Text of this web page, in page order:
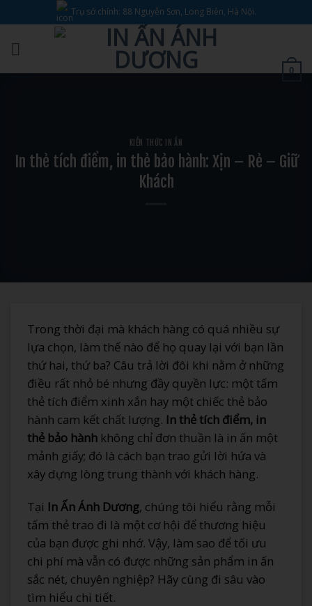
qua
nội
dung
Trụ sở chính: 88 Nguyễn Sơn, Long Biên, Hà Nội.
0
KIẾN THỨC IN ẤN
In thẻ tích điểm, in thẻ bảo hành: Xịn – Rẻ – Giữ
Khách
Trong thời đại mà khách hàng có quá nhiều sự
lựa chọn, làm thế nào để họ quay lại với bạn lần
thứ hai, thứ ba? Câu trả lời đôi khi nằm ở những
điều rất nhỏ bé nhưng đầy quyền lực: một tấm
thẻ tích điểm xinh xắn hay một chiếc thẻ bảo
hành cam kết chất lượng. In thẻ tích điểm, in
thẻ bảo hành không chỉ đơn thuần là in ấn một
mảnh giấy; đó là cách bạn trao gửi lời hứa và
xây dựng lòng trung thành với khách hàng.
Tại In Ấn Ánh Dương, chúng tôi hiểu rằng mỗi
tấm thẻ trao đi là một cơ hội để thương hiệu
của bạn được ghi nhớ. Vậy, làm sao để tối ưu
chi phí mà vẫn có được những sản phẩm in ấn
sắc nét, chuyên nghiệp? Hãy cùng đi sâu vào
tìm hiểu chi tiết.